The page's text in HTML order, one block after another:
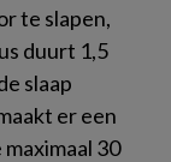
te slapen,
duurt 1,5
slaap
er een
30